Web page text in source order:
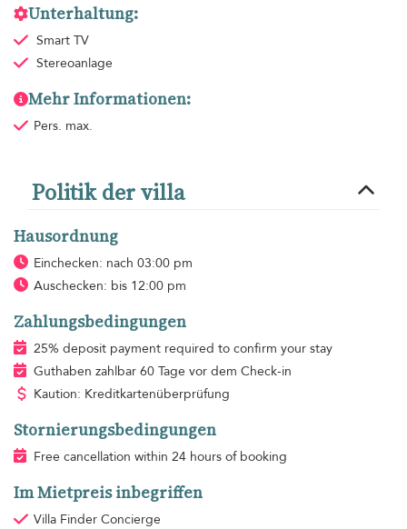
Unterhaltung:
Smart TV
Stereoanlage
Mehr Informationen:
Pers. max.
Politik der villa
Hausordnung
Einchecken: nach 03:00 pm
Auschecken: bis 12:00 pm
Zahlungsbedingungen
25% deposit payment required to confirm your stay
Guthaben zahlbar 60 Tage vor dem Check-in
Kaution: Kreditkartenüberprüfung
Stornierungsbedingungen
Free cancellation within 24 hours of booking
Im Mietpreis inbegriffen
Villa Finder Concierge